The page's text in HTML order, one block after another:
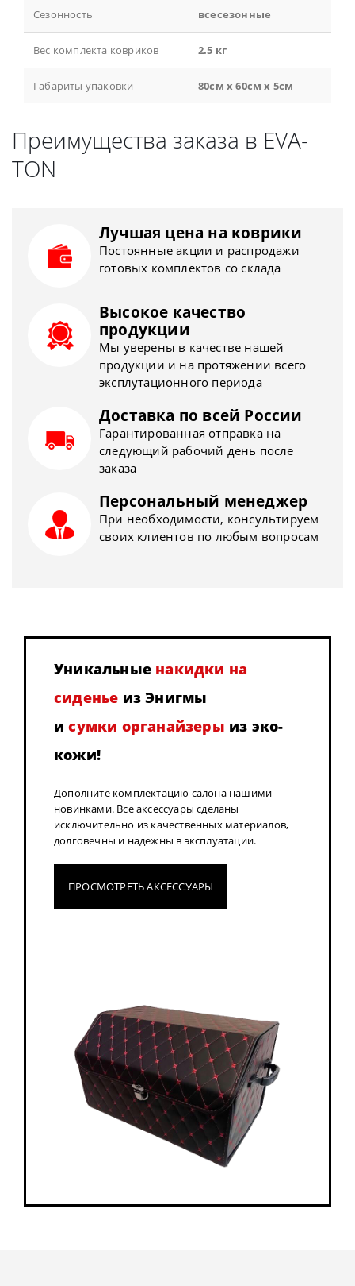
Сезонность всесезонные
Вес комплекта ковриков 2.5 кг
Габариты упаковки 80см x 60см x 5см
Преимущества заказа в EVA-
TON
Лучшая цена на коврики
Постоянные акции и распродажи
готовых комплектов со склада
Высокое качество
продукции
Мы уверены в качестве нашей
продукции и на протяжении всего
эксплутационного периода
Доставка по всей России
Гарантированная отправка на
следующий рабочий день после
заказа
Персональный менеджер
При необходимости, консультируем
своих клиентов по любым вопросам
Уникальные накидки на
сиденье из Энигмы
исумки органайзеры из эко-
кожи!
Дополните комплектацию салона нашими
новинками. Все аксессуары сделаны
исключительно из качественных материалов,
долговечны и надежны в эксплуатации.
ПРОСМОТРЕТЬ АКСЕССУАРЫ